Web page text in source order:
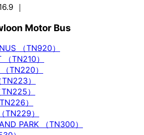
｜
Motor Bus
（TN920）
TN210）
TN220）
）
）
）
TN229）
PARK （TN300）